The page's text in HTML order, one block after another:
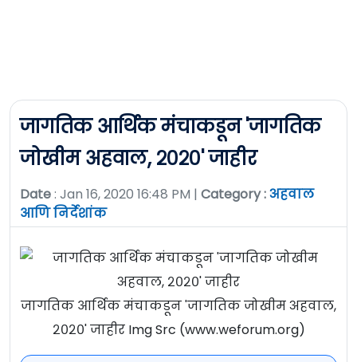
जागतिक आर्थिक मंचाकडून 'जागतिक
जोखीम अहवाल, २०२०' जाहीर
Date: Jan 16, 2020 16:48 PM | Category :अहवाल
आणि निर्देशांक
जागतिक आर्थिक मंचाकडून 'जागतिक जोखीम अहवाल,
२०२०' जाहीर Img Src (www.weforum.org)